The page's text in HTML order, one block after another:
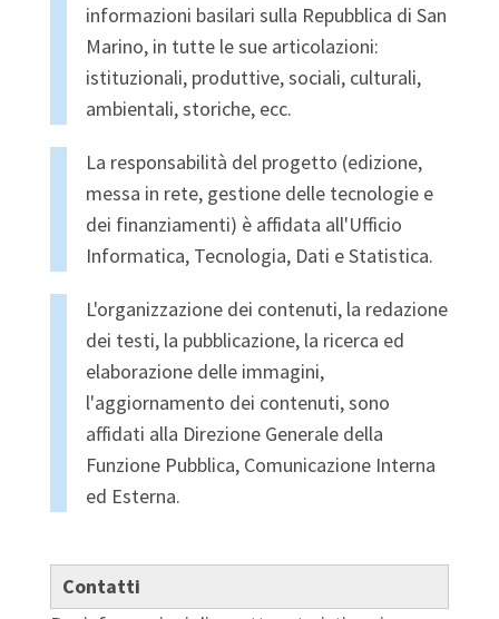
informazioni basilari sulla Repubblica di San
Marino, in tutte le sue articolazioni:
istituzionali, produttive, sociali, culturali,
ambientali, storiche, ecc.
La responsabilità del progetto (edizione,
messa in rete, gestione delle tecnologie e
dei finanziamenti) è affidata all'Ufficio
Informatica, Tecnologia, Dati e Statistica.
L'organizzazione dei contenuti, la redazione
dei testi, la pubblicazione, la ricerca ed
elaborazione delle immagini,
l'aggiornamento dei contenuti, sono
affidati alla Direzione Generale della
Funzione Pubblica, Comunicazione Interna
ed Esterna.
Contatti